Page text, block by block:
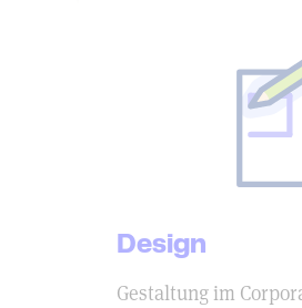
Design
Gestaltung im